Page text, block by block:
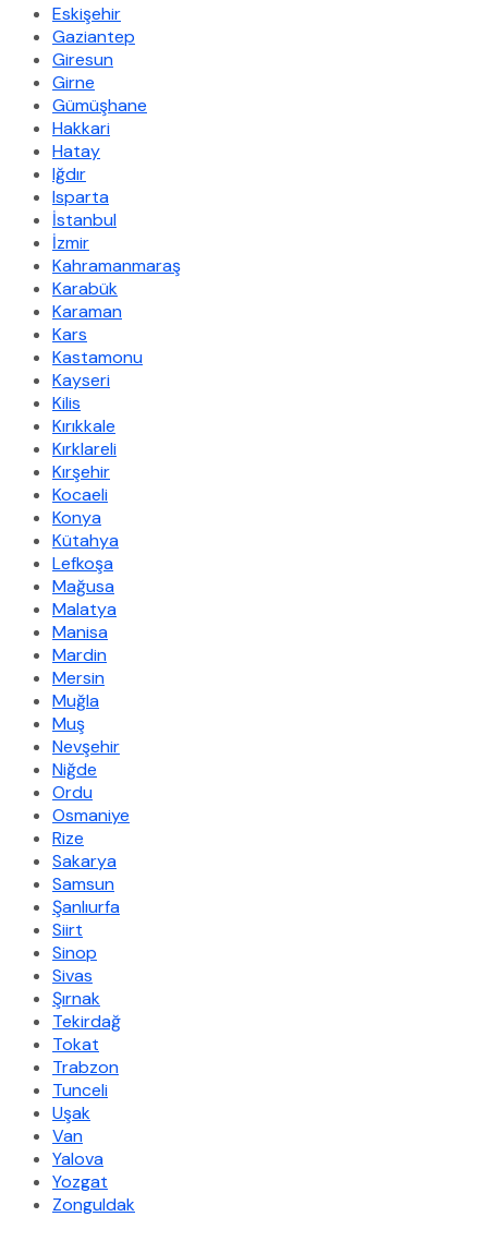
Eskişehir
Gaziantep
Giresun
Girne
Gümüşhane
Hakkari
Hatay
Iğdır
Isparta
İstanbul
İzmir
Kahramanmaraş
Karabük
Karaman
Kars
Kastamonu
Kayseri
Kilis
Kırıkkale
Kırklareli
Kırşehir
Kocaeli
Konya
Kütahya
Lefkoşa
Mağusa
Malatya
Manisa
Mardin
Mersin
Muğla
Muş
Nevşehir
Niğde
Ordu
Osmaniye
Rize
Sakarya
Samsun
Şanlıurfa
Siirt
Sinop
Sivas
Şırnak
Tekirdağ
Tokat
Trabzon
Tunceli
Uşak
Van
Yalova
Yozgat
Zonguldak